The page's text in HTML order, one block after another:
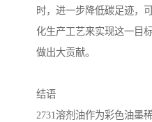
时，进一步降低碳足迹，
化生产工艺来实现这一目
做出大贡献。
结语
2731溶剂油作为彩色油墨